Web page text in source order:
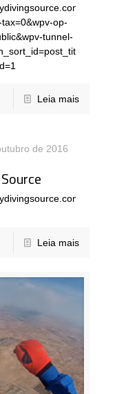
op-
tunnel-
Leia mais
de 2016
Leia mais